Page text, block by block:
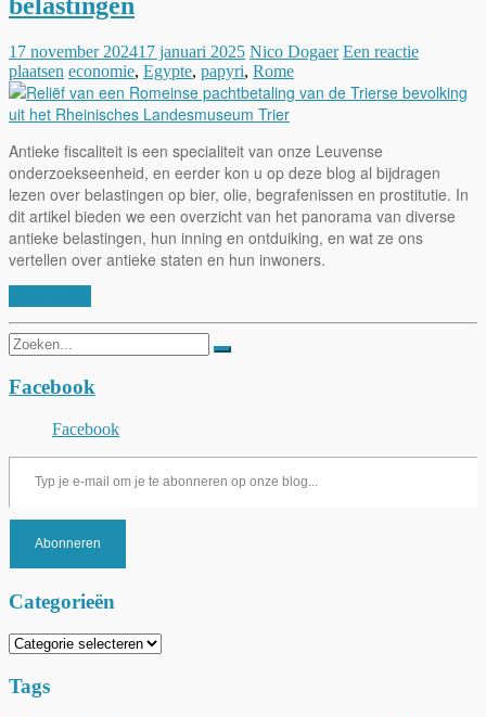
17 november 202417 januari 2025 Nico Dogaer Een reactie
plaatsen economie, Egypte, papyri, Rome
Antieke fiscaliteit is een specialiteit van onze Leuvense
onderzoekseenheid, en eerder kon u op deze blog al bijdragen
lezen over belastingen op bier, olie, begrafenissen en prostitutie. In
dit artikel bieden we een overzicht van het panorama van diverse
antieke belastingen, hun inning en ontduiking, en wat ze ons
vertellen over antieke staten en hun inwoners.
Zoeken
naar:
Facebook
Facebook
Typ je e-mail om je te abonneren op onze blog...
Abonneren
Categorieën
Categorieën
Tags